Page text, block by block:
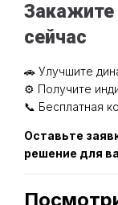
Закажите
сейчас
🚗 Улучшите
⚙️ Получите
📞 Бесплатная
Оставьте
решение для